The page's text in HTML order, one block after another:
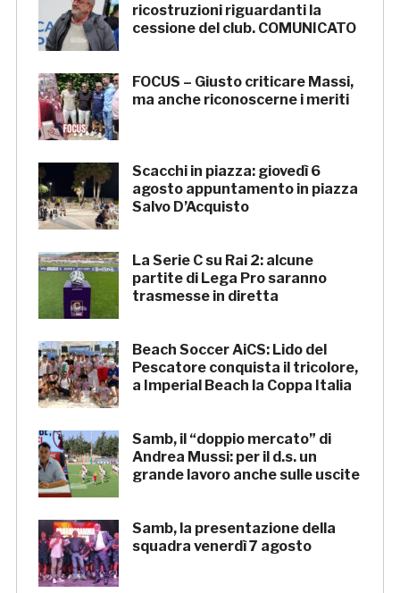
ricostruzioni riguardanti la
cessione del club. COMUNICATO
FOCUS – Giusto criticare Massi,
ma anche riconoscerne i meriti
Scacchi in piazza: giovedì 6
agosto appuntamento in piazza
Salvo D’Acquisto
La Serie C su Rai 2: alcune
partite di Lega Pro saranno
trasmesse in diretta
Beach Soccer AiCS: Lido del
Pescatore conquista il tricolore,
a Imperial Beach la Coppa Italia
Samb, il “doppio mercato” di
Andrea Mussi: per il d.s. un
grande lavoro anche sulle uscite
Samb, la presentazione della
squadra venerdì 7 agosto